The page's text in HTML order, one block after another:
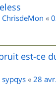
ChrisdeMon «
est-ce
sypqys « 28